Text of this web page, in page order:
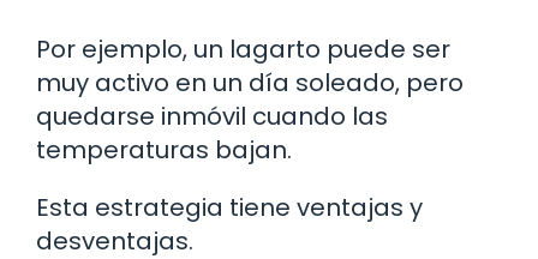
Por ejemplo, un lagarto puede ser
muy activo en un día soleado, pero
quedarse inmóvil cuando las
temperaturas bajan.
Esta estrategia tiene ventajas y
desventajas.